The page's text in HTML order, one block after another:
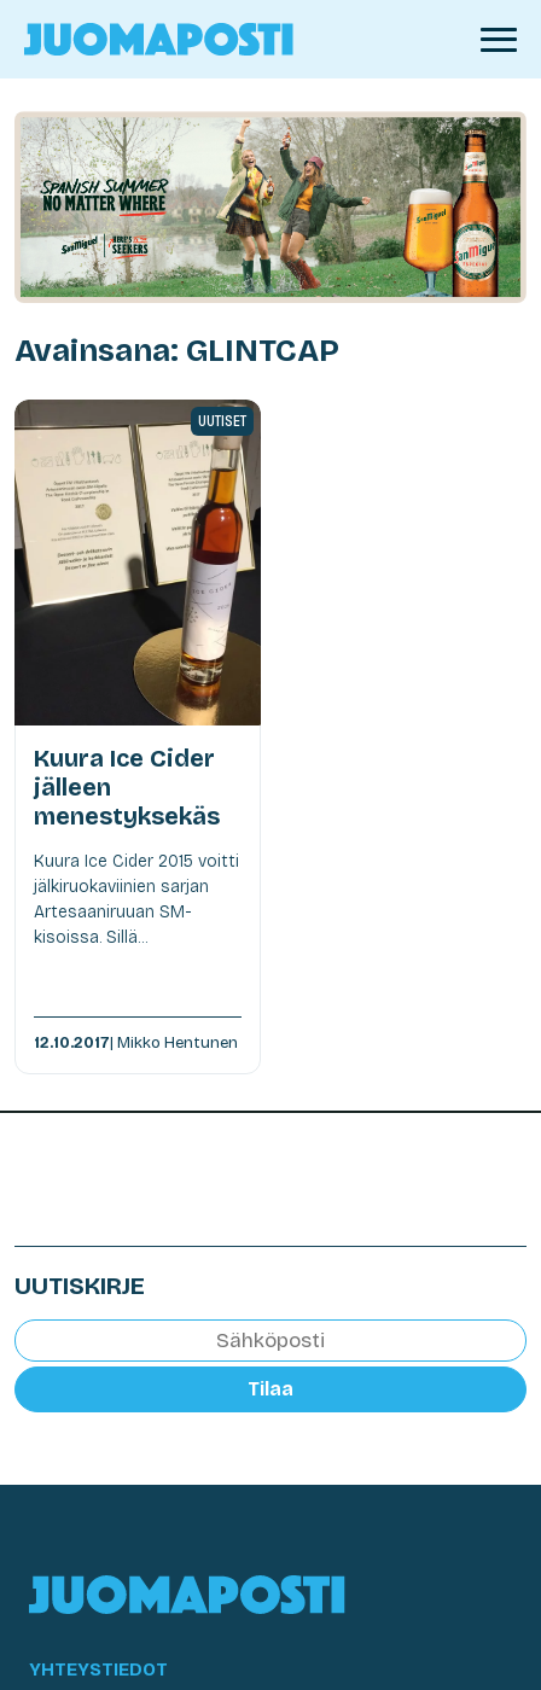
Avainsana: GLINTCAP
UUTISET
Kuura Ice Cider
jälleen
menestyksekäs
Kuura Ice Cider 2015 voitti
jälkiruokaviinien sarjan
Artesaaniruuan SM-
kisoissa. Sillä...
12.10.2017| Mikko Hentunen
UUTISKIRJE
Tilaa
YHTEYSTIEDOT